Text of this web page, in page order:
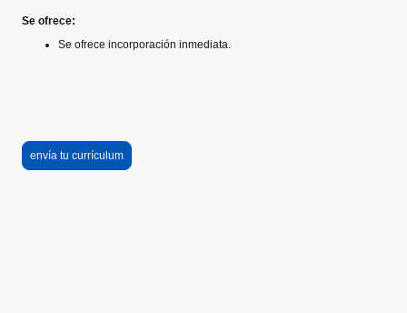
Se ofrece:
Se ofrece incorporación inmediata.
envía tu currículum